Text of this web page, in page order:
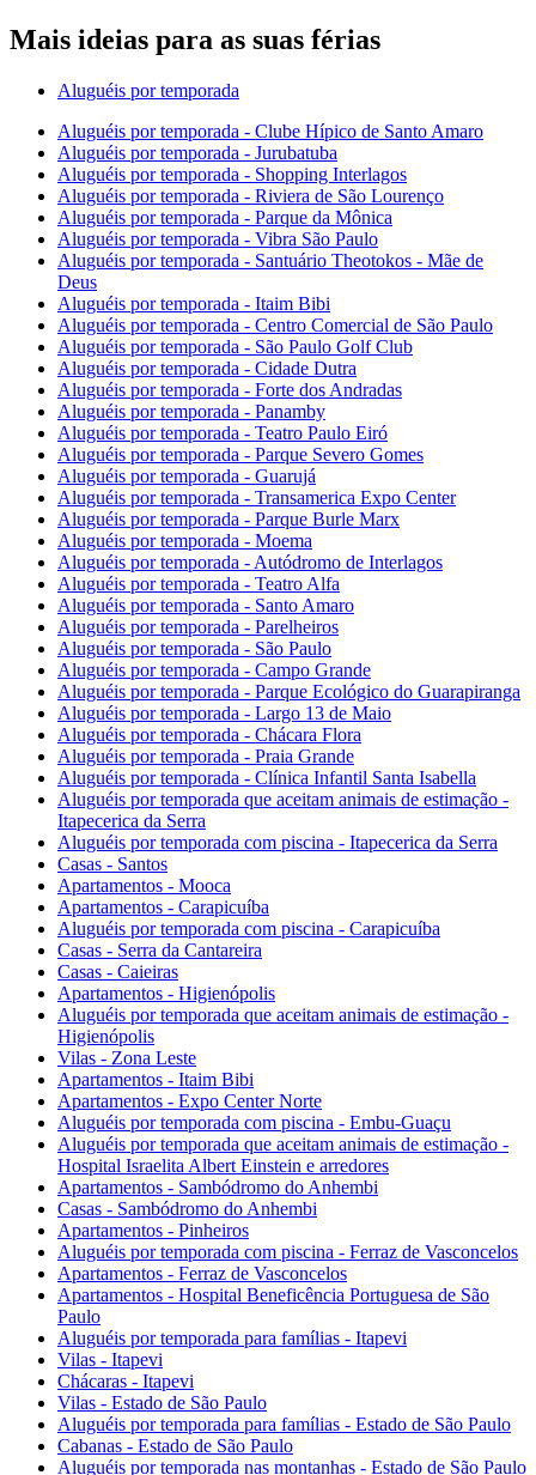
Mais ideias para as suas férias
Aluguéis por temporada
Aluguéis por temporada - Clube Hípico de Santo Amaro
Aluguéis por temporada - Jurubatuba
Aluguéis por temporada - Shopping Interlagos
Aluguéis por temporada - Riviera de São Lourenço
Aluguéis por temporada - Parque da Mônica
Aluguéis por temporada - Vibra São Paulo
Aluguéis por temporada - Santuário Theotokos - Mãe de
Deus
Aluguéis por temporada - Itaim Bibi
Aluguéis por temporada - Centro Comercial de São Paulo
Aluguéis por temporada - São Paulo Golf Club
Aluguéis por temporada - Cidade Dutra
Aluguéis por temporada - Forte dos Andradas
Aluguéis por temporada - Panamby
Aluguéis por temporada - Teatro Paulo Eiró
Aluguéis por temporada - Parque Severo Gomes
Aluguéis por temporada - Guarujá
Aluguéis por temporada - Transamerica Expo Center
Aluguéis por temporada - Parque Burle Marx
Aluguéis por temporada - Moema
Aluguéis por temporada - Autódromo de Interlagos
Aluguéis por temporada - Teatro Alfa
Aluguéis por temporada - Santo Amaro
Aluguéis por temporada - Parelheiros
Aluguéis por temporada - São Paulo
Aluguéis por temporada - Campo Grande
Aluguéis por temporada - Parque Ecológico do Guarapiranga
Aluguéis por temporada - Largo 13 de Maio
Aluguéis por temporada - Chácara Flora
Aluguéis por temporada - Praia Grande
Aluguéis por temporada - Clínica Infantil Santa Isabella
Aluguéis por temporada que aceitam animais de estimação -
Itapecerica da Serra
Aluguéis por temporada com piscina - Itapecerica da Serra
Casas - Santos
Apartamentos - Mooca
Apartamentos - Carapicuíba
Aluguéis por temporada com piscina - Carapicuíba
Casas - Serra da Cantareira
Casas - Caieiras
Apartamentos - Higienópolis
Aluguéis por temporada que aceitam animais de estimação -
Higienópolis
Vilas - Zona Leste
Apartamentos - Itaim Bibi
Apartamentos - Expo Center Norte
Aluguéis por temporada com piscina - Embu-Guaçu
Aluguéis por temporada que aceitam animais de estimação -
Hospital Israelita Albert Einstein e arredores
Apartamentos - Sambódromo do Anhembi
Casas - Sambódromo do Anhembi
Apartamentos - Pinheiros
Aluguéis por temporada com piscina - Ferraz de Vasconcelos
Apartamentos - Ferraz de Vasconcelos
Apartamentos - Hospital Beneficência Portuguesa de São
Paulo
Aluguéis por temporada para famílias - Itapevi
Vilas - Itapevi
Chácaras - Itapevi
Vilas - Estado de São Paulo
Aluguéis por temporada para famílias - Estado de São Paulo
Cabanas - Estado de São Paulo
Aluguéis por temporada nas montanhas - Estado de São Paulo